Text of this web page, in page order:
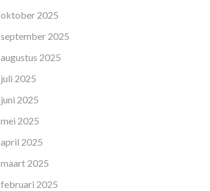
oktober 2025
september 2025
augustus 2025
juli 2025
juni 2025
mei 2025
april 2025
maart 2025
februari 2025